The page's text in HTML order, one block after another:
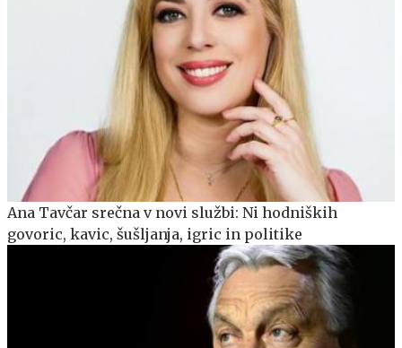
Ana Tavčar srečna v novi službi: Ni hodniških
govoric, kavic, šušljanja, igric in politike